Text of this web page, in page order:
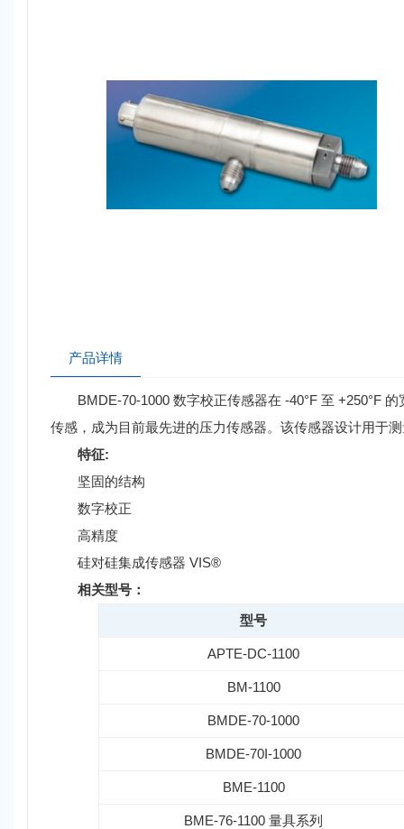
产品详情
BMDE-70-1000 数字校正传感器在 -40°F 至 +250°F 的
传感，成为目前最先进的压力传感器。该传感器设计用于
特征:
坚固的结构
数字校正
高精度
硅对硅集成传感器 VIS®
相关型号：
型号
APTE-DC-1100
BM-1100
BMDE-70-1000
BMDE-70I-1000
BME-1100
BME-76-1100 量具系列